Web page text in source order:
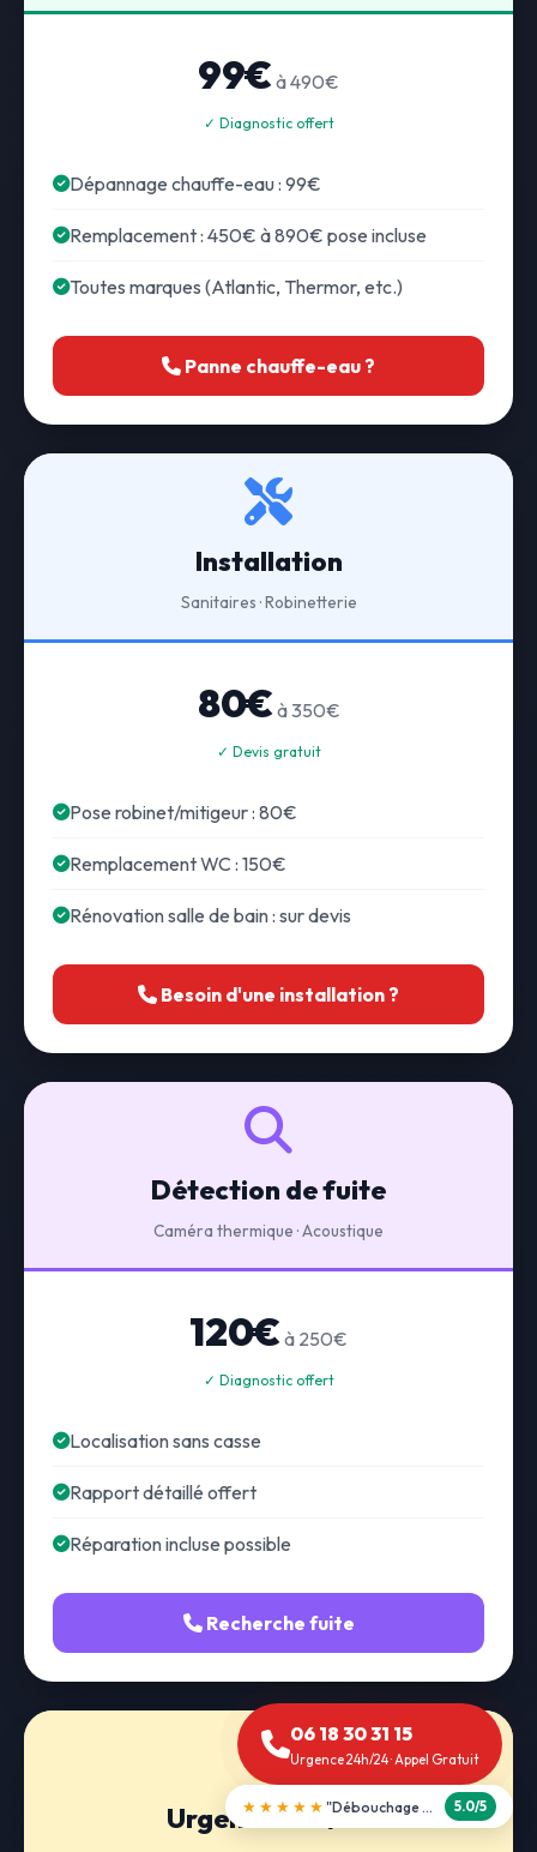
99€ à 490€
✓ Diagnostic offert
Dépannage chauffe-eau : 99€
Remplacement : 450€ à 890€ pose incluse
Toutes marques (Atlantic, Thermor, etc.)
Panne chauffe-eau ?
Installation
Sanitaires · Robinetterie
80€ à 350€
✓ Devis gratuit
Pose robinet/mitigeur : 80€
Remplacement WC : 150€
Rénovation salle de bain : sur devis
Besoin d'une installation ?
Détection de fuite
Caméra thermique · Acoustique
120€ à 250€
✓ Diagnostic offert
Localisation sans casse
Rapport détaillé offert
Réparation incluse possible
Recherche fuite
Urgence 24h/24
06 18 30 31 15
Urgence 24h/24 · Appel Gratuit
★★★★★ "Débouchage WC en 30 min" 5.0/5